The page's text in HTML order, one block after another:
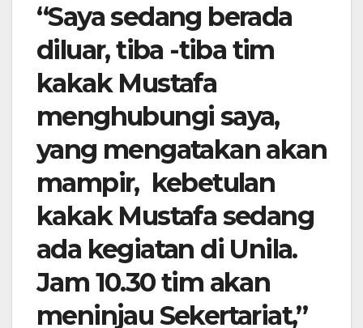
“Saya sedang berada
diluar, tiba -tiba tim
kakak Mustafa
menghubungi saya,
yang mengatakan akan
mampir, kebetulan
kakak Mustafa sedang
ada kegiatan di Unila.
Jam 10.30 tim akan
meninjau Sekertariat,”